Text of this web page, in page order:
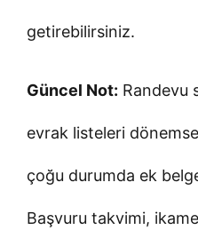
getirebilirsiniz.
Güncel Not: Randevu
evrak listeleri
çoğu durumda ek
Başvuru takvimi,